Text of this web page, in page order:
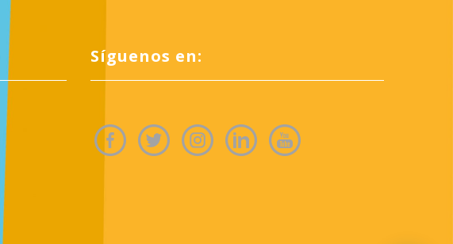
Síguenos en: